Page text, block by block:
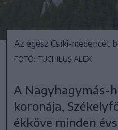
Az egész Csíki-medencét
FOTÓ: TUCHILUȘ ALEX
A Nagyhagymás-
koronája,
ékköve minden